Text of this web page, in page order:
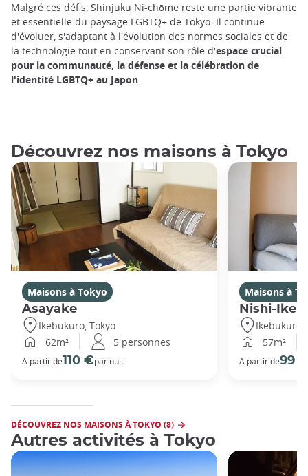
Malgré ces défis, Shinjuku Ni-chōme reste une partie vibrante
et essentielle du paysage LGBTQ+ de Tokyo. Il continue
d'évoluer, s'adaptant à l'évolution des normes sociales et de
la technologie tout en conservant son rôle d'espace crucial
pour la communauté, la défense et la célébration de
l'identité LGBTQ+ au Japon.
Découvrez nos maisons à Tokyo
Maisons à Tokyo
Asayake
Ikebukuro, Tokyo
62m²
5 personnes
A partir de110 €par nuit
Maisons à
Nishi-
Ikebukuro,
57m²
A partir de99 €
DÉCOUVREZ NOS MAISONS À TOKYO (8)
Autres activités à Tokyo